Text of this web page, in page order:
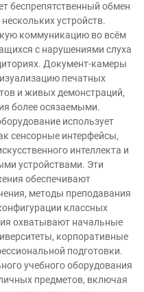
беспрепятственный обмен
устройств.
коммуникацию во всём
с нарушениями слуха
Документ-камеры
печатных
и живых демонстраций,
более осязаемыми.
использует
сенсорные интерфейсы,
интеллекта и
устройствами. Эти
обеспечивают
методы преподавания
классных
охватывают начальные
корпоративные
подготовки.
учебного оборудования
предметов, включая